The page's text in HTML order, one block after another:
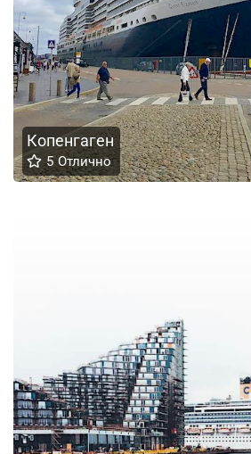
Копенгаген
5 Отлично